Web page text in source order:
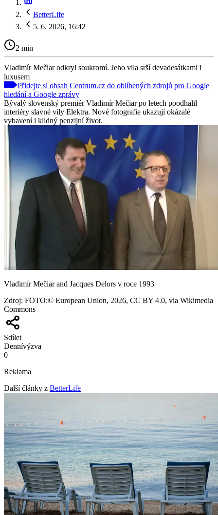
BetterLife
5. 6. 2026, 16:42
2 min
Vladimír Mečiar odkryl soukromí. Jeho vila srší devadesátkami i
luxusem
Přidejte si obsah Centrum.cz do oblíbených zdrojů pro Google
hledání a Google zprávy
Bývalý slovenský premiér Vladimír Mečiar po letech poodhalil
interiéry slavné vily Elektra. Nové fotografie ukazují okázalé
vybavení i klidný penzijní život.
Vladimír Mečiar and Jacques Delors v roce 1993
Zdroj: FOTO:© European Union, 2026, CC BY 4.0, via Wikimedia
Commons
Sdílet
Dennívýzva
0
Reklama
Další články z BetterLife